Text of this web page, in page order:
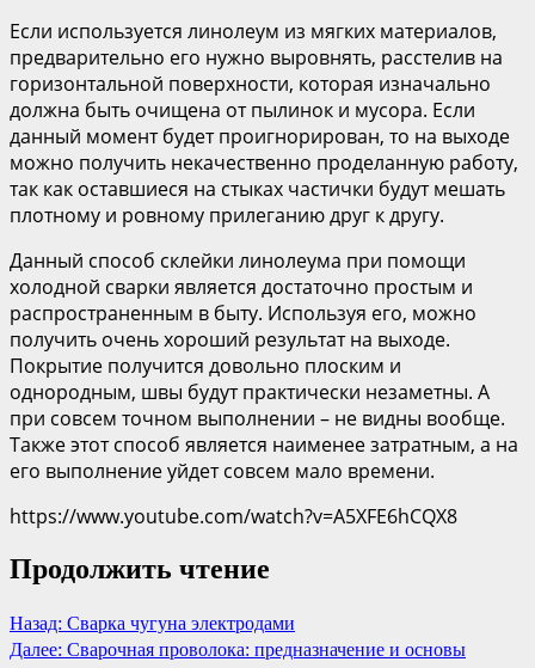
Если используется линолеум из мягких материалов,
предварительно его нужно выровнять, расстелив на
горизонтальной поверхности, которая изначально
должна быть очищена от пылинок и мусора. Если
данный момент будет проигнорирован, то на выходе
можно получить некачественно проделанную работу,
так как оставшиеся на стыках частички будут мешать
плотному и ровному прилеганию друг к другу.
Данный способ склейки линолеума при помощи
холодной сварки является достаточно простым и
распространенным в быту. Используя его, можно
получить очень хороший результат на выходе.
Покрытие получится довольно плоским и
однородным, швы будут практически незаметны. А
при совсем точном выполнении – не видны вообще.
Также этот способ является наименее затратным, а на
его выполнение уйдет совсем мало времени.
https://www.youtube.com/watch?v=A5XFE6hCQX8
Продолжить чтение
Назад: Сварка чугуна электродами
Далее: Сварочная проволока: предназначение и основы